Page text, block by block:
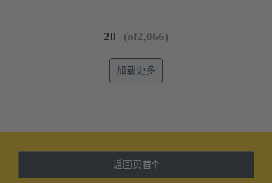
20 (of2,066)
加载更多
返回页首